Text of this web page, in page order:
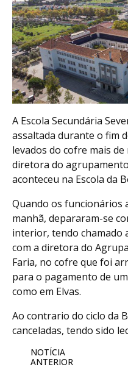
A Escola Secundária
assaltada durante o fim
levados do cofre mais
diretora do
aconteceu na Escola da
Quando os funcionários
manhã, depararam-se
interior, tendo chamado
com a diretora do
Faria, no cofre que foi
para o pagamento de
como em Elvas.
Ao contrario do ciclo da
canceladas, tendo sido
NOTÍCIA
ANTERIOR